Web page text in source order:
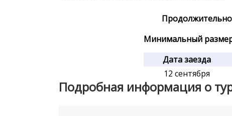
Минимальный
Дата заезда
12 сентября
Подробная информация о